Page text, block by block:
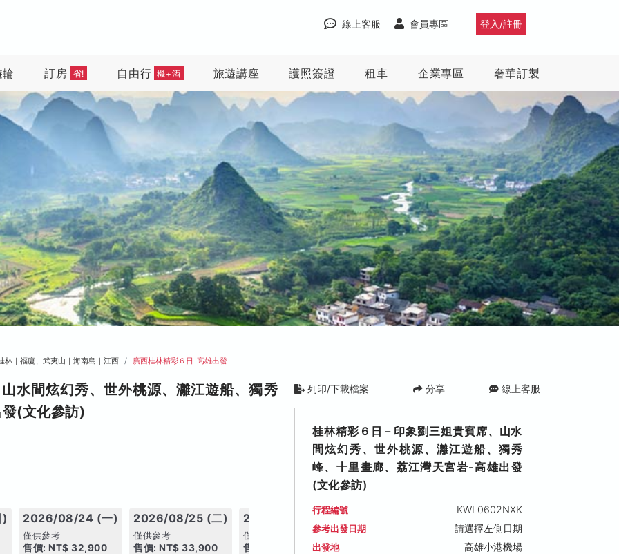
登入/註冊
會員專區
線上客服
訂房 省! 自由行 機+酒 旅遊講座 護照簽證 租車 企業專區 奢華訂製
林｜福廈、武夷山｜海南島｜江西 廣西桂林精彩６日-高雄出發
水間炫幻秀、世外桃源、灕江遊船、獨秀
(文化參訪)
2026/08/24 (一)
僅供參考
售價: NT$ 32,900
2026/08/25 (二)
僅供參考
售價: NT$ 33,900
2026/08/27 (四)
僅供參考
售價: NT$ 33,900
僅供參考 僅供參考
售價: NT$ 33,900
列印/下載檔案 分享 線上客服
桂林精彩６日－印象劉三姐貴賓席、山水
間炫幻秀、世外桃源、灕江遊船、獨秀
峰、十里畫廊、荔江灣天宮岩-高雄出發
(文化參訪)
行程編號 KWL0602NXK
參考出發日期 請選擇左側日期
出發地 高雄小港機場